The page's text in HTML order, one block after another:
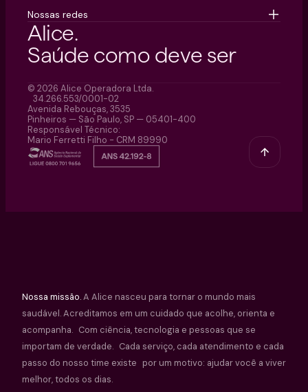
Nossas redes
Alice.
Saúde como deve ser
© 2026 Alice Operadora Ltda.
34.266.553/0001-02
Avenida Rebouças, 3535
Pinheiros — São Paulo, SP — 05401-400
Responsável Técnico:
Mario Ferretti Filho - CRM 89990
Nossa missão.A Alice nasceu para tornar o mundo mais
saudável. Acreditamos em um cuidado que acolhe, orienta e
acompanha. Com ciência, tecnologia e pessoas que se
importam de verdade. Cada serviço, cada atendimento e cada
passo do nosso time existe por um motivo: ajudar você a viver
melhor, todos os dias.